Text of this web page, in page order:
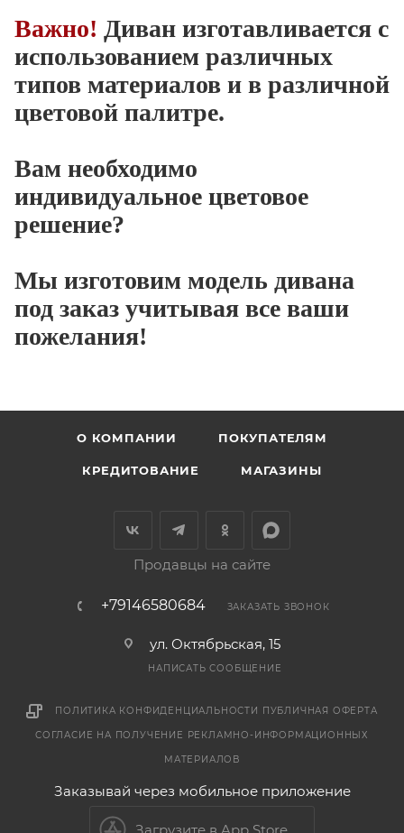
Важно! Диван изготавливается с
использованием различных
типов материалов и в различной
цветовой палитре.
Вам необходимо
индивидуальное цветовое
решение?
Мы изготовим модель дивана
под заказ учитывая все ваши
пожелания!
О КОМПАНИИ ПОКУПАТЕЛЯМ
КРЕДИТОВАНИЕ МАГАЗИНЫ
Продавцы на сайте
+79146580684 ЗАКАЗАТЬ ЗВОНОК
ул. Октябрьская, 15
НАПИСАТЬ СООБЩЕНИЕ
ПОЛИТИКА КОНФИДЕНЦИАЛЬНОСТИ ПУБЛИЧНАЯ ОФЕРТА
СОГЛАСИЕ НА ПОЛУЧЕНИЕ РЕКЛАМНО-ИНФОРМАЦИОННЫХ
МАТЕРИАЛОВ
Заказывай через мобильное приложение
Загрузите в App Store